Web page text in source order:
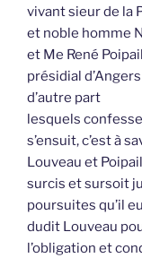
vivant sieur de la
et noble homme
et Me René
présidial
d’autre part
lesquels
s’ensuit, c’est à
Louveau et
surcis et sursoit
poursuites qu’il
dudit Louveau
l’obligation et